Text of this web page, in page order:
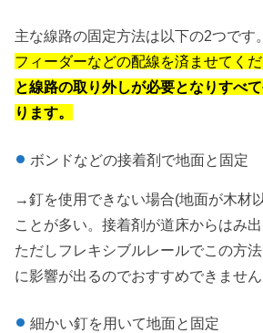
主な線路の固定方法は以下の2つです
フィーダーなどの配線を済ませてくだ
と線路の取り外しが必要となりすべ
ります。
ボンドなどの接着剤で地面と固定
→釘を使用できない場合(地面が木材
ことが多い。接着剤が道床からはみ出
ただしフレキシブルレールでこの方
に影響が出るのでおすすめできません
細かい釘を用いて地面と固定